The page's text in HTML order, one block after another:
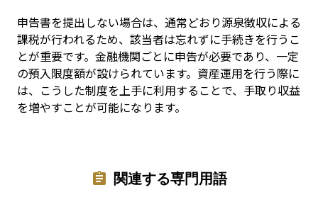
申告書を提出しない場合は、通常どおり源泉徴収による
課税が行われるため、該当者は忘れずに手続きを行うこ
とが重要です。金融機関ごとに申告が必要であり、一定
の預入限度額が設けられています。資産運用を行う際に
は、こうした制度を上手に利用することで、手取り収益
を増やすことが可能になります。
関連する専門用語